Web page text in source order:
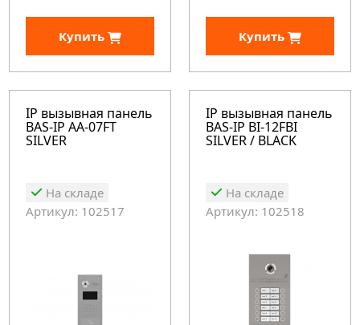
Купить Купить
IP вызывная панель
BAS-IP AA-07FT
SILVER
На складе
Артикул: 102517
IP вызывная панель
BAS-IP BI-12FBI
SILVER / BLACK
На складе
Артикул: 102518